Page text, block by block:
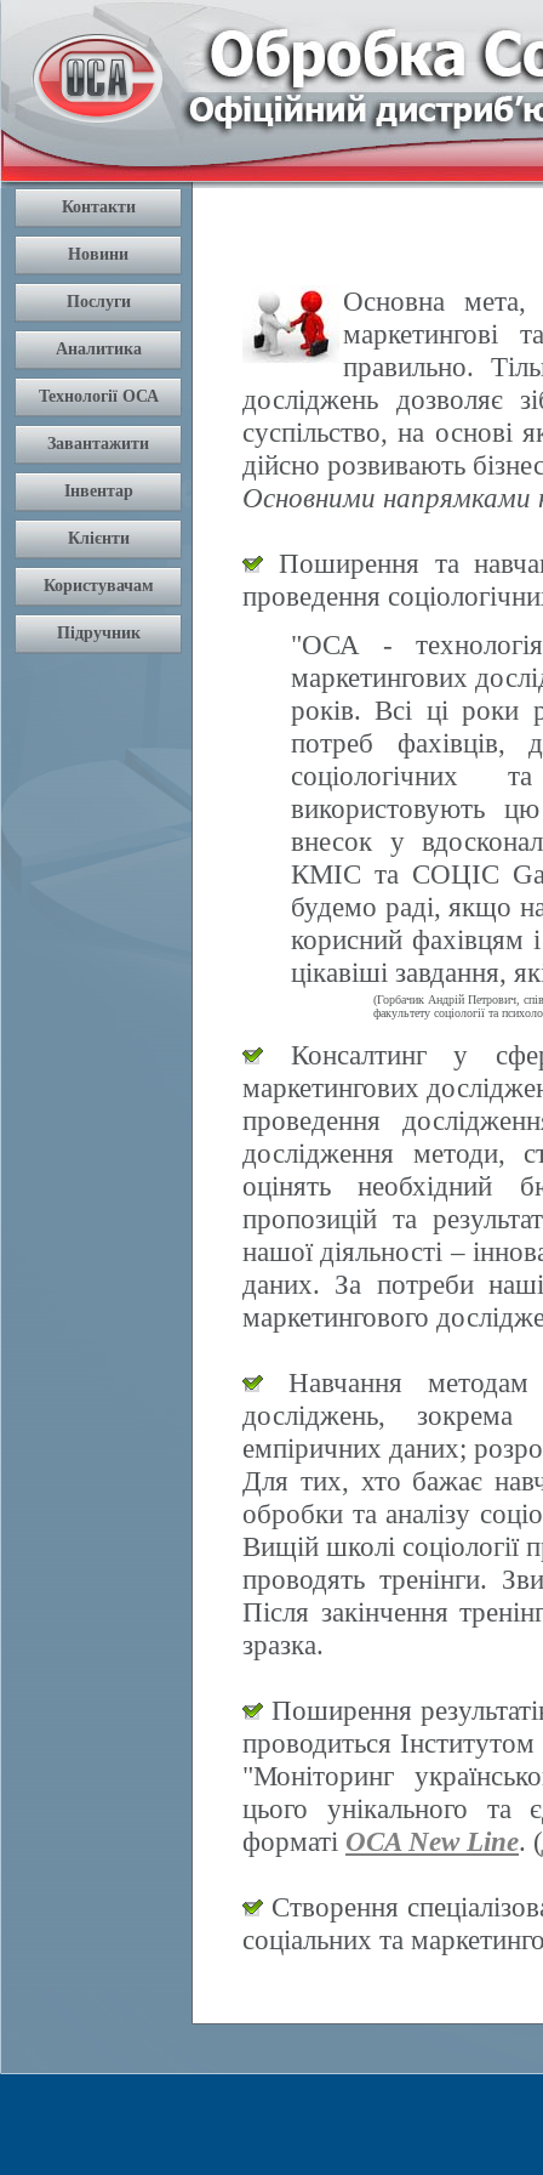
Основна мета,
маркетингові
правильно.
досліджень дозволяє
суспільство, на основі
дійсно розвивають
Основними напрямками
Поширення та
проведення
"ОСА -
маркетингових
років. Всі ці роки
потреб фахівців,
соціологічних
використовують
внесок у
КМІС та СОЦІС
будемо раді, якщо
корисний фахівцям
цікавіші завдання,
(Горбачик Андрій Петрович,
факультету соціології та
Консалтинг у
маркетингових
проведення
дослідження методи,
оцінять необхідний
пропозицій та
нашої діяльності –
даних. За потреби
маркетингового
Навчання методам
досліджень, зокрема
емпіричних даних;
Для тих, хто бажає
обробки та аналізу
Вищій школі соціології
проводять тренінги.
Після закінчення
зразка.
Поширення
проводиться Інститутом
"Моніторинг
цього унікального та
форматі OCA New Line. (
Створення
соціальних та